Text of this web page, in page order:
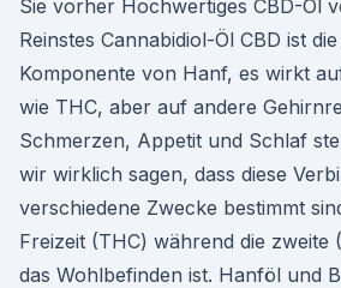
Sie vorher Hochwertiges CBD-Öl
Reinstes Cannabidiol-Öl CBD ist
Komponente von Hanf, es wirkt
wie THC, aber auf andere
Schmerzen, Appetit und Schlaf
wir wirklich sagen, dass diese
verschiedene Zwecke bestimmt
Freizeit (THC) während die zweite
das Wohlbefinden ist. Hanföl und